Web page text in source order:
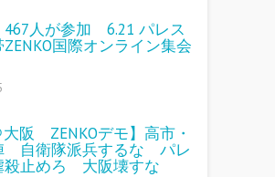
467人が参加 6.21 パレス
国際オンライン集会
大阪 ZENKOデモ】高市・
自衛隊派兵するな パレ
殺止めろ 大阪壊すな